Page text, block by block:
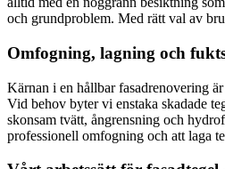
och grundproblem. Med rätt val av
Omfogning, lagning och
Kärnan i en hållbar fasadrenovering
Vid behov byter vi enstaka skadade
skonsam tvätt, ångrensning och
professionell omfogning och att laga